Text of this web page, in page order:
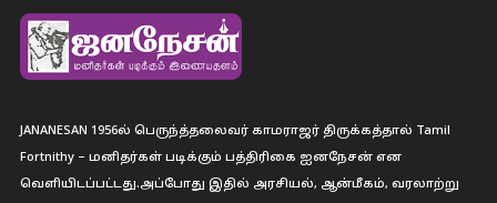
JANANESAN 1956ல் பெருந்த்தலைவர் காமராஜர் திருக்கத்தால் Tamil
Fortnithy – மனிதர்கள் படிக்கும் பத்திரிகை ஐனநேசன் என
வெளியிடப்பட்டது.அப்போது இதில் அரசியல், ஆன்மீகம், வரலாற்று